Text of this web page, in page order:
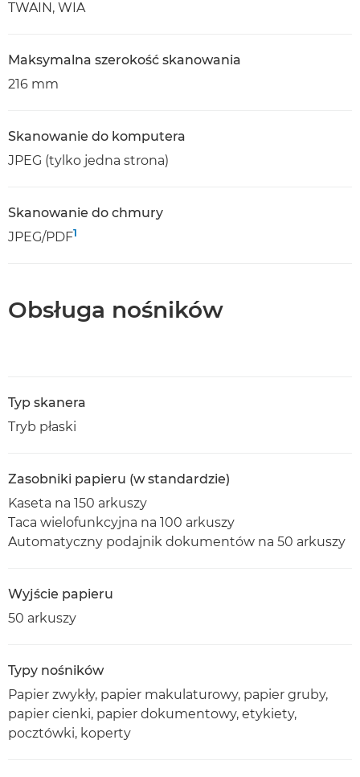
TWAIN, WIA
Maksymalna szerokość skanowania
216 mm
Skanowanie do komputera
JPEG (tylko jedna strona)
Skanowanie do chmury
JPEG/PDF1
Obsługa nośników
Typ skanera
Tryb płaski
Zasobniki papieru (w standardzie)
Kaseta na 150 arkuszy
Taca wielofunkcyjna na 100 arkuszy
Automatyczny podajnik dokumentów na 50 arkuszy
Wyjście papieru
50 arkuszy
Typy nośników
Papier zwykły, papier makulaturowy, papier gruby,
papier cienki, papier dokumentowy, etykiety,
pocztówki, koperty